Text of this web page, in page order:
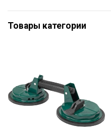
Товары категории